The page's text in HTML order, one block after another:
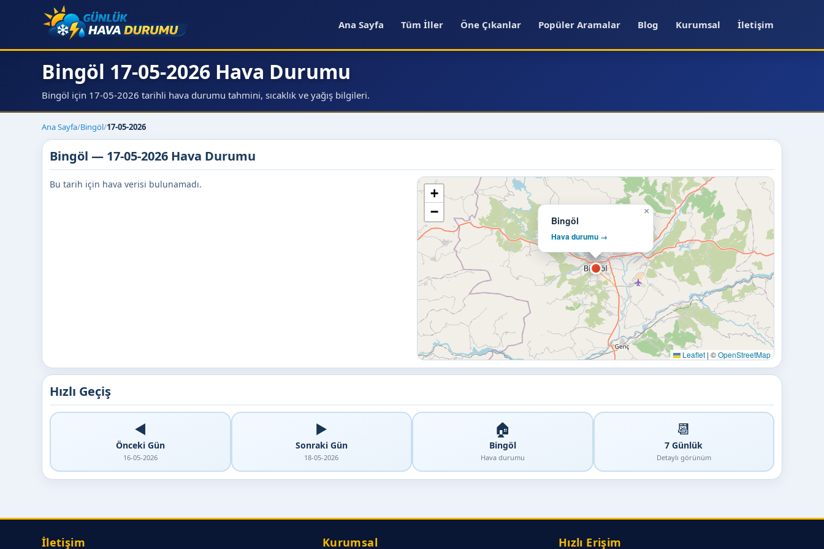
Ana Sayfa Tüm İller Öne Çıkanlar Popüler Aramalar Blog Kurumsal İletişim
Bingöl 17-05-2026 Hava Durumu
Bingöl için 17-05-2026 tarihli hava durumu tahmini, sıcaklık ve yağış bilgileri.
Ana Sayfa/Bingöl/17-05-2026
Bingöl — 17-05-2026 Hava Durumu
Bu tarih için hava verisi bulunamadı.
Bingöl
Hava durumu →
×
+
−
Leaflet | ©OpenStreetMap
Hızlı Geçiş
◀️
Önceki Gün
16-05-2026
▶️
Sonraki Gün
18-05-2026
🏠
Bingöl
Hava durumu
📆
7 Günlük
Detaylı görünüm
İletişim Kurumsal Hızlı Erişim